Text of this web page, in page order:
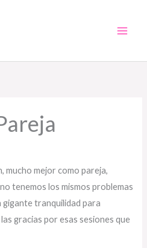
mucho mejor como pareja,
tenemos los mismosproblemas
gigante tranquilidad para
lasgracias por esassesiones que